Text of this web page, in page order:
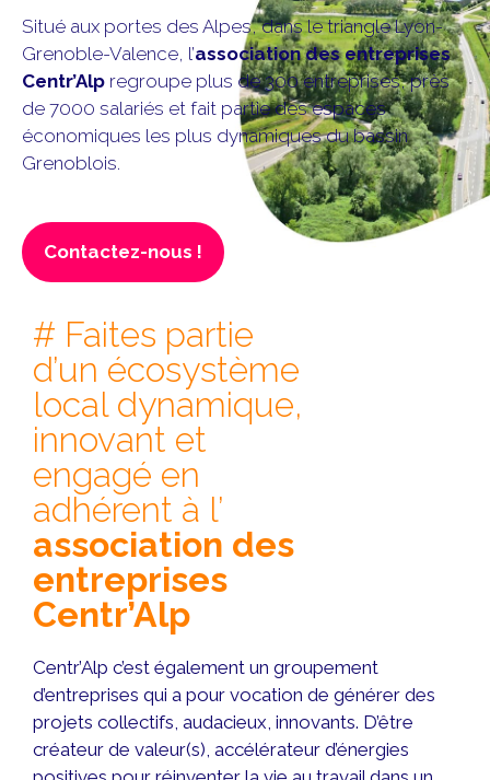
Situé aux portes des Alpes, dans le triangle Lyon-
Grenoble-Valence, l’association des entreprises
Centr’Alp regroupe plus de 300 entreprises, près
de 7000 salariés et fait partie des espaces
économiques les plus dynamiques du bassin
Grenoblois.
Contactez-nous !
# Faites partie
d’un écosystème
local dynamique,
innovant et
engagé en
adhérent à l’
association des
entreprises
Centr’Alp
Centr’Alp c’est également un groupement
d’entreprises qui a pour vocation de générer des
projets collectifs, audacieux, innovants. D’être
créateur de valeur(s), accélérateur d’énergies